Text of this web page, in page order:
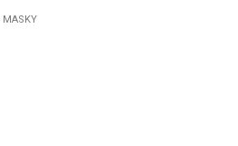
MASKY